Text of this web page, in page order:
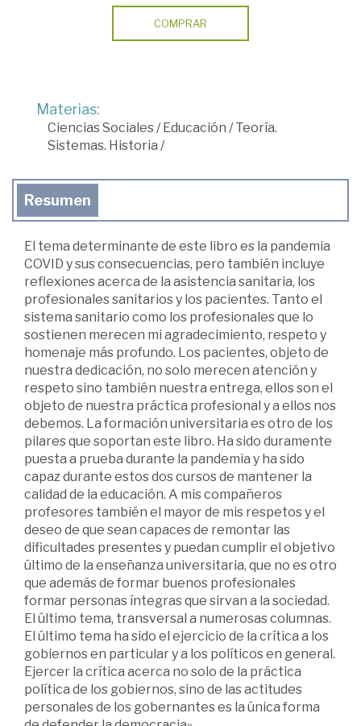
COMPRAR
Materias:
Ciencias Sociales /Educación /Teoría.
Sistemas. Historia /
Resumen
El tema determinante de este libro es la pandemia
COVID y sus consecuencias, pero también incluye
reflexiones acerca de la asistencia sanitaria, los
profesionales sanitarios y los pacientes. Tanto el
sistema sanitario como los profesionales que lo
sostienen merecen mi agradecimiento, respeto y
homenaje más profundo. Los pacientes, objeto de
nuestra dedicación, no solo merecen atención y
respeto sino también nuestra entrega, ellos son el
objeto de nuestra práctica profesional y a ellos nos
debemos. La formación universitaria es otro de los
pilares que soportan este libro. Ha sido duramente
puesta a prueba durante la pandemia y ha sido
capaz durante estos dos cursos de mantener la
calidad de la educación. A mis compañeros
profesores también el mayor de mis respetos y el
deseo de que sean capaces de remontar las
dificultades presentes y puedan cumplir el objetivo
último de la enseñanza universitaria, que no es otro
que además de formar buenos profesionales
formar personas íntegras que sirvan a la sociedad.
El último tema, transversal a numerosas columnas.
El último tema ha sido el ejercicio de la crítica a los
gobiernos en particular y a los políticos en general.
Ejercer la crítica acerca no solo de la práctica
política de los gobiernos, sino de las actitudes
personales de los gobernantes es la única forma